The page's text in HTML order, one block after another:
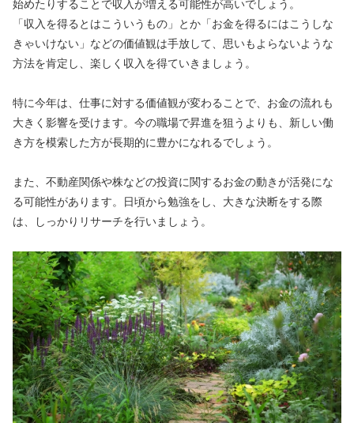
始めたりすることで収入が増える可能性が高いでしょう。
「収入を得るとはこういうもの」とか「お金を得るにはこうしな
きゃいけない」などの価値観は手放して、思いもよらないような
方法を肯定し、楽しく収入を得ていきましょう。
特に今年は、仕事に対する価値観が変わることで、お金の流れも
大きく影響を受けます。今の職場で昇進を狙うよりも、新しい働
き方を模索した方が長期的に豊かになれるでしょう。
また、不動産関係や株などの投資に関するお金の動きが活発にな
る可能性があります。日頃から勉強をし、大きな決断をする際
は、しっかりリサーチを行いましょう。